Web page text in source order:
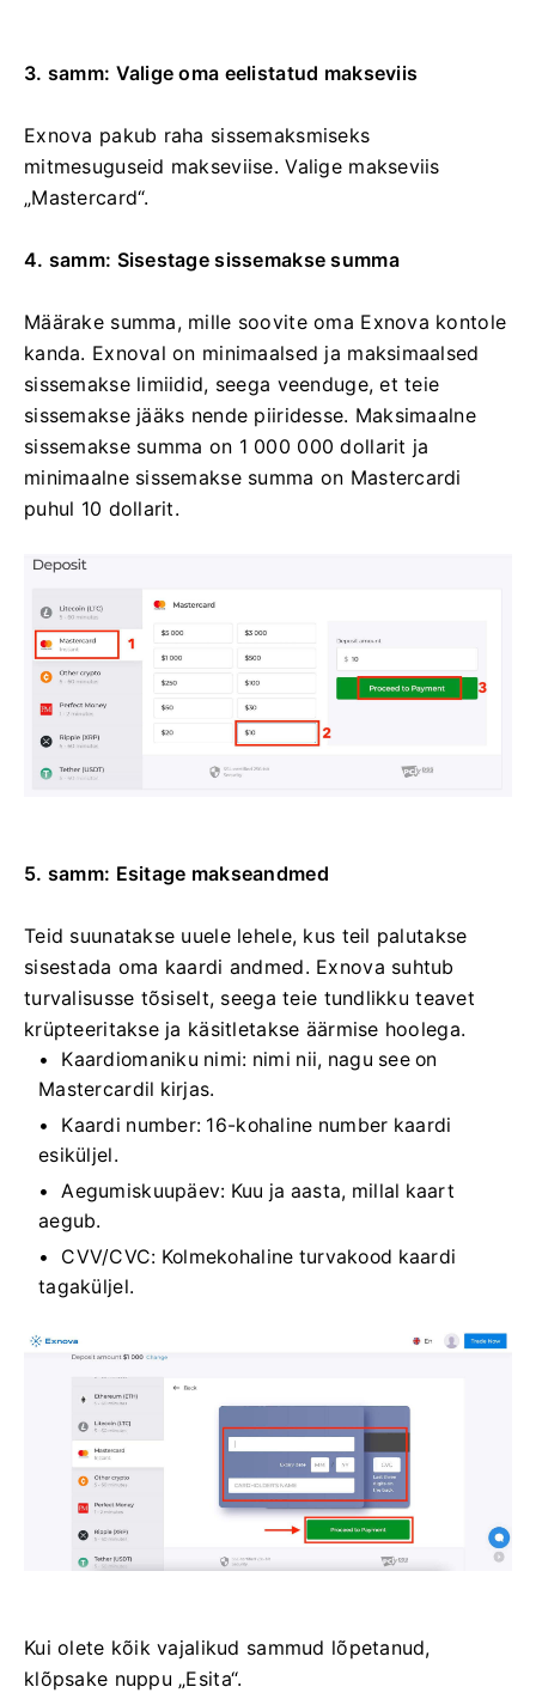
3. samm: Valige oma eelistatud makseviis
Exnova pakub raha sissemaksmiseks
mitmesuguseid makseviise. Valige makseviis
„Mastercard“.
4. samm: Sisestage sissemakse summa
Määrake summa, mille soovite oma Exnova kontole
kanda. Exnoval on minimaalsed ja maksimaalsed
sissemakse limiidid, seega veenduge, et teie
sissemakse jääks nende piiridesse. Maksimaalne
sissemakse summa on 1 000 000 dollarit ja
minimaalne sissemakse summa on Mastercardi
puhul 10 dollarit.
5. samm: Esitage makseandmed
Teid suunatakse uuele lehele, kus teil palutakse
sisestada oma kaardi andmed. Exnova suhtub
turvalisusse tõsiselt, seega teie tundlikku teavet
krüpteeritakse ja käsitletakse äärmise hoolega.
Kaardiomaniku nimi: nimi nii, nagu see on
Mastercardil kirjas.
Kaardi number: 16-kohaline number kaardi
esiküljel.
Aegumiskuupäev: Kuu ja aasta, millal kaart
aegub.
CVV/CVC: Kolmekohaline turvakood kaardi
tagaküljel.
Kui olete kõik vajalikud sammud lõpetanud,
klõpsake nuppu „Esita“.